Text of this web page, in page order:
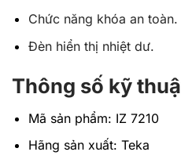
Chức năng khóa an toàn.
Đèn hiển thị nhiệt dư.
Thông số kỹ
Mã sản phẩm: IZ 7210
Hãng sản xuất: Teka